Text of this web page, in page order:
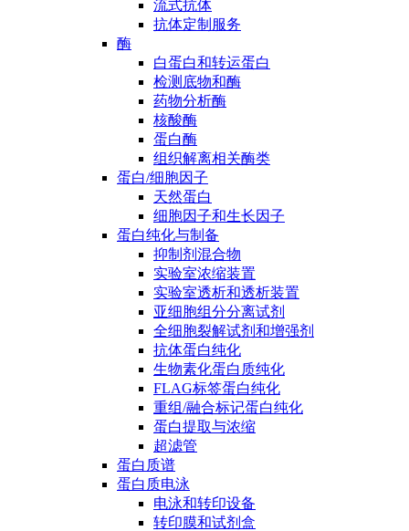
流式抗体
抗体定制服务
酶
白蛋白和转运蛋白
检测底物和酶
药物分析酶
核酸酶
蛋白酶
组织解离相关酶类
蛋白/细胞因子
天然蛋白
细胞因子和生长因子
蛋白纯化与制备
抑制剂混合物
实验室浓缩装置
实验室透析和透析装置
亚细胞组分分离试剂
全细胞裂解试剂和增强剂
抗体蛋白纯化
生物素化蛋白质纯化
FLAG标签蛋白纯化
重组/融合标记蛋白纯化
蛋白提取与浓缩
超滤管
蛋白质谱
蛋白质电泳
电泳和转印设备
转印膜和试剂盒